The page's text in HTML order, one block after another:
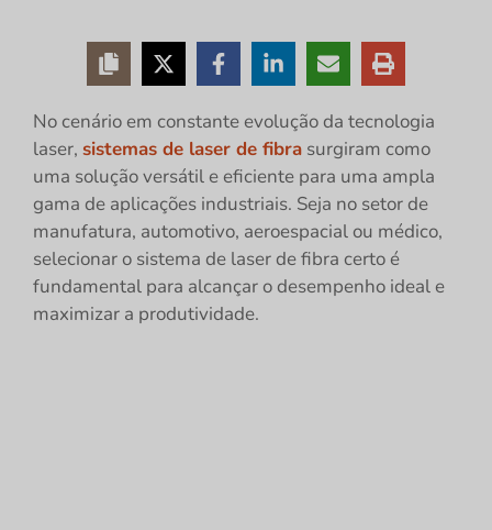
No cenário em constante evolução da tecnologia
laser, sistemas de laser de fibra surgiram como
uma solução versátil e eficiente para uma ampla
gama de aplicações industriais. Seja no setor de
manufatura, automotivo, aeroespacial ou médico,
selecionar o sistema de laser de fibra certo é
fundamental para alcançar o desempenho ideal e
maximizar a produtividade.